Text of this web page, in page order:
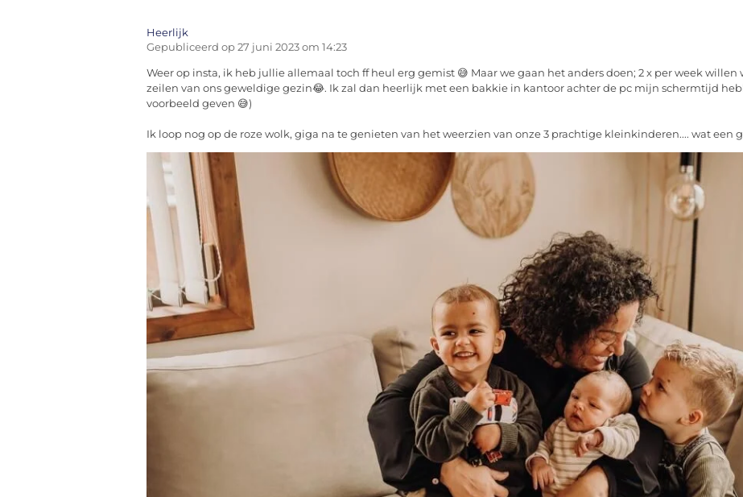
Heerlijk
Gepubliceerd op 27 juni 2023 om 14:23
Weer op insta, ik heb jullie allemaal toch ff heul erg gemist 😅 Maar we gaan het anders doen; 2 x per week
zeilen van ons geweldige gezin😂. Ik zal dan heerlijk met een bakkie in kantoor achter de pc mijn schermtijd
voorbeeld geven 😅)
Ik loop nog op de roze wolk, giga na te genieten van het weerzien van onze 3 prachtige kleinkinderen.... wat een